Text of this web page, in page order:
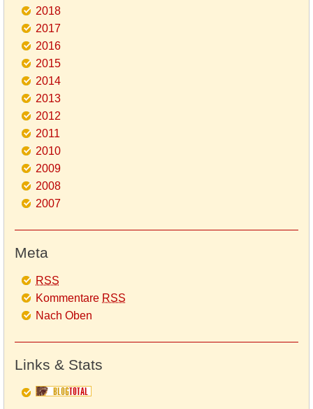
2018
2017
2016
2015
2014
2013
2012
2011
2010
2009
2008
2007
Meta
RSS
Kommentare RSS
Nach Oben
Links & Stats